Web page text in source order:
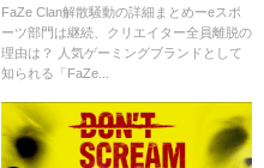
リエイター全員離脱の理由は？
FaZe Clan解散騒動の詳細まとめーeスポ
ーツ部門は継続、クリエイター全員離脱の
理由は？ 人気ゲーミングブランドとして
知られる「FaZe...